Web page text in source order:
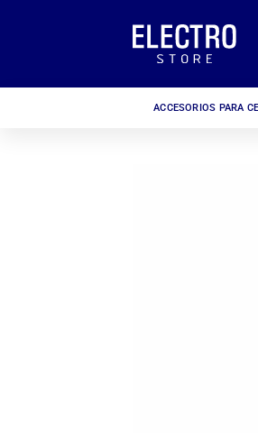
ACCESORIOS PARA